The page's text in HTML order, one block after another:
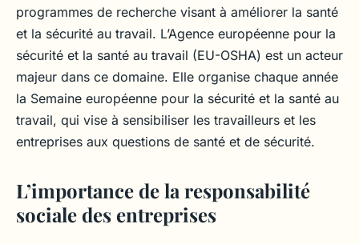
programmes de recherche visant à améliorer la santé
et la sécurité au travail. L’Agence européenne pour la
sécurité et la santé au travail (EU-OSHA) est un acteur
majeur dans ce domaine. Elle organise chaque année
la Semaine européenne pour la sécurité et la santé au
travail, qui vise à sensibiliser les travailleurs et les
entreprises aux questions de santé et de sécurité.
L’importance de la responsabilité
sociale des entreprises